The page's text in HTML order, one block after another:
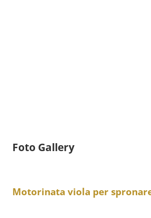
Foto Gallery
Motorinata viola per